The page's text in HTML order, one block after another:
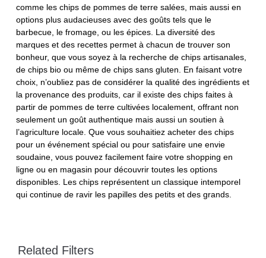
comme les chips de pommes de terre salées, mais aussi en
options plus audacieuses avec des goûts tels que le
barbecue, le fromage, ou les épices. La diversité des
marques et des recettes permet à chacun de trouver son
bonheur, que vous soyez à la recherche de chips artisanales,
de chips bio ou même de chips sans gluten. En faisant votre
choix, n’oubliez pas de considérer la qualité des ingrédients et
la provenance des produits, car il existe des chips faites à
partir de pommes de terre cultivées localement, offrant non
seulement un goût authentique mais aussi un soutien à
l’agriculture locale. Que vous souhaitiez acheter des chips
pour un événement spécial ou pour satisfaire une envie
soudaine, vous pouvez facilement faire votre shopping en
ligne ou en magasin pour découvrir toutes les options
disponibles. Les chips représentent un classique intemporel
qui continue de ravir les papilles des petits et des grands.
Related Filters